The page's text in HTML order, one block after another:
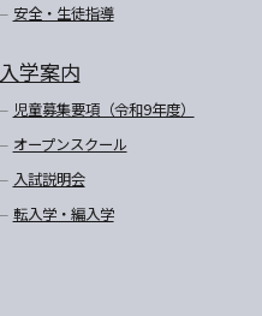
安全・生徒指導
入学案内
児童募集要項（令和9年度）
オープンスクール
入試説明会
転入学・編入学